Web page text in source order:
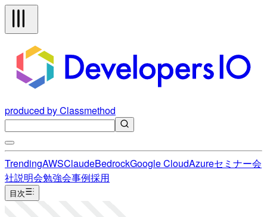
produced by Classmethod
TrendingAWSClaudeBedrockGoogle CloudAzureセミナー会
社説明会勉強会事例採用
目次